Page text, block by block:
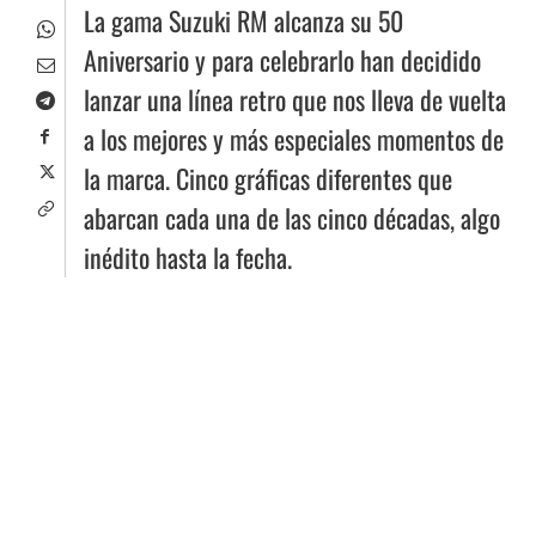
La gama Suzuki RM alcanza su 50
Aniversario y para celebrarlo han decidido
lanzar una línea retro que nos lleva de vuelta
a los mejores y más especiales momentos de
la marca. Cinco gráficas diferentes que
abarcan cada una de las cinco décadas, algo
inédito hasta la fecha.